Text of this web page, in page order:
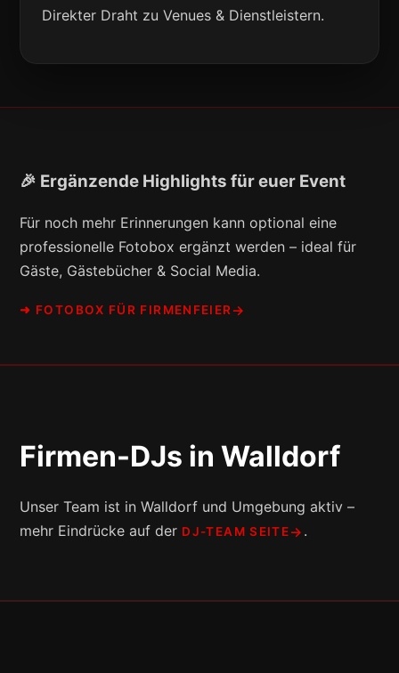
Direkter Draht zu Venues & Dienstleistern.
🎉 Ergänzende Highlights für euer Event
Für noch mehr Erinnerungen kann optional eine
professionelle Fotobox ergänzt werden – ideal für
Gäste, Gästebücher & Social Media.
➜ FOTOBOX FÜR FIRMENFEIER
Firmen-DJs in Walldorf
Unser Team ist in Walldorf und Umgebung aktiv –
mehr Eindrücke auf der DJ-TEAM SEITE .